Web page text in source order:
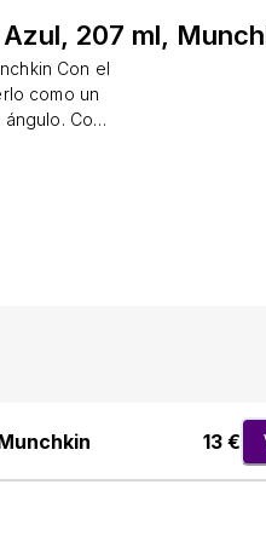
207 ml,
Con el
como un
Con
Click
13 €